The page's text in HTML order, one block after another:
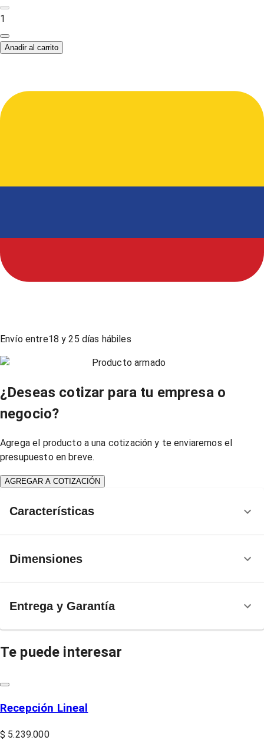
1
Anadir al carrito
Envío entre18 y25 días hábiles
Producto armado
¿Deseas cotizar para tu empresa o
negocio?
Agrega el producto a una cotización y te enviaremos el
presupuesto en breve.
AGREGAR A COTIZACIÓN
Características
Dimensiones
Entrega y Garantía
Te puede interesar
Recepción Lineal
$ 5.239.000